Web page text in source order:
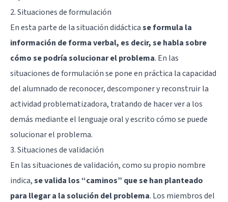
2. Situaciones de formulación
En esta parte de la situación didácticase formula la
información de forma verbal, es decir, se habla sobre
cómo se podría solucionar el problema. En las
situaciones de formulación se pone en práctica la capacidad
del alumnado de reconocer, descomponer y reconstruir la
actividad problematizadora, tratando de hacer ver a los
demás mediante el lenguaje oral y escrito cómo se puede
solucionar el problema.
3. Situaciones de validación
En las situaciones de validación, como su propio nombre
indica,se valida los “caminos” que se han planteado
para llegar a la solución del problema. Los miembros del